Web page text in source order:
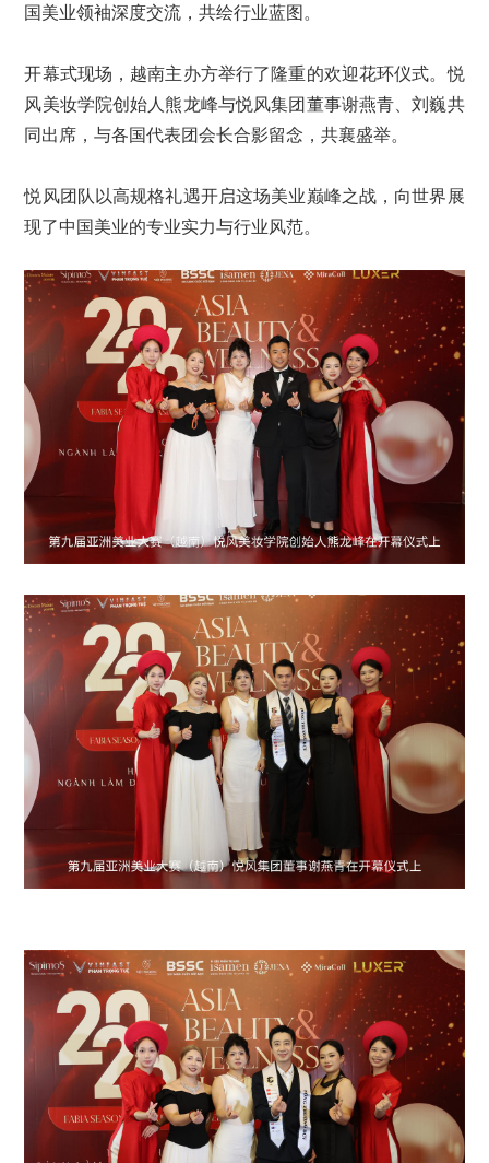
国美业领袖深度交流，共绘行业蓝图。
开幕式现场，越南主办方举行了隆重的欢迎花环仪式。悦
风美妆学院创始人熊龙峰与悦风集团董事谢燕青、刘巍共
同出席，与各国代表团会长合影留念，共襄盛举。
悦风团队以高规格礼遇开启这场美业巅峰之战，向世界展
现了中国美业的专业实力与行业风范。